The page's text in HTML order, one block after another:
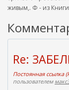
живым,. Ф - из
Re:
Постоянная ссылка
пользователем